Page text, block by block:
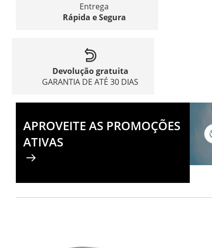
Entrega
Rápida e Segura
Devolução gratuita
GARANTIA DE ATÉ 30 DIAS
APROVEITE AS PROMOÇÕES
ATIVAS